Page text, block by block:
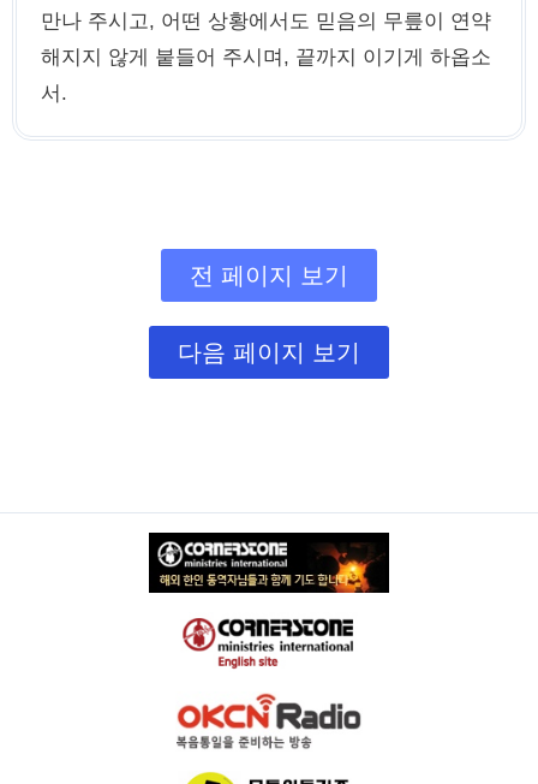
만나 주시고, 어떤 상황에서도 믿음의 무릎이 연약
해지지 않게 붙들어 주시며, 끝까지 이기게 하옵소
서.
전 페이지 보기
다음 페이지 보기